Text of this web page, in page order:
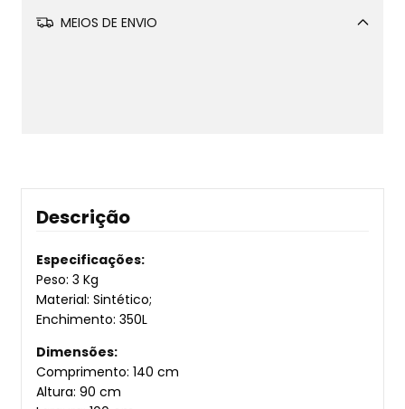
MEIOS DE ENVIO
Descrição
Especificações:
Peso: 3 Kg
Material: Sintético;
Enchimento: 350L
Dimensões:
Comprimento: 140 cm
Altura: 90 cm